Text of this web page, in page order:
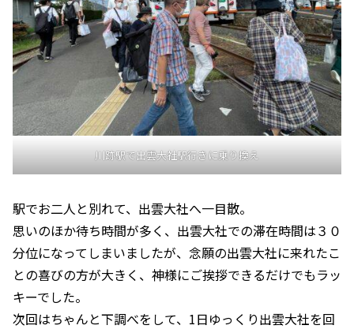
川跡駅で出雲大社駅行きに乗り換え
駅でお二人と別れて、出雲大社へ一目散。
思いのほか待ち時間が多く、出雲大社での滞在時間は３０
分位になってしまいましたが、念願の出雲大社に来れたこ
との喜びの方が大きく、神様にご挨拶できるだけでもラッ
キーでした。
次回はちゃんと下調べをして、1日ゆっくり出雲大社を回